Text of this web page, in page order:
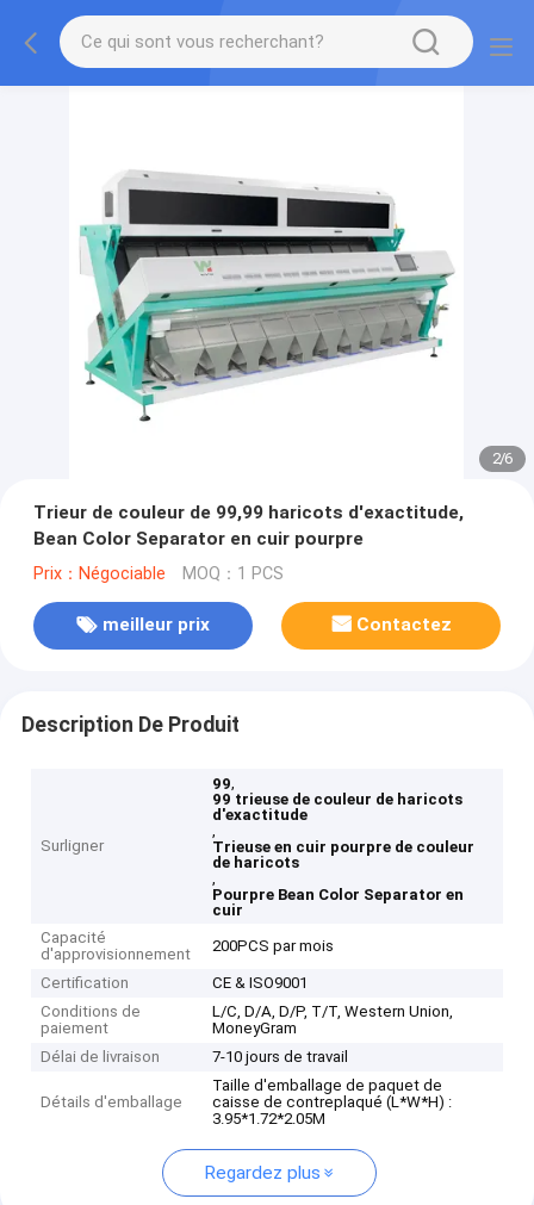
2/6
Trieur de couleur de 99,99 haricots d'exactitude,
Bean Color Separator en cuir pourpre
Prix：Négociable MOQ：1 PCS
meilleur prix Contactez
Description De Produit
Surligner
99,
99 trieuse de couleur de haricots
d'exactitude
,
Trieuse en cuir pourpre de couleur
de haricots
,
Pourpre Bean Color Separator en
cuir
Capacité
d'approvisionnement
200PCS par mois
Certification
CE & ISO9001
Conditions de
paiement
L/C, D/A, D/P, T/T, Western Union,
MoneyGram
Délai de livraison
7-10 jours de travail
Détails d'emballage
Taille d'emballage de paquet de
caisse de contreplaqué (L*W*H) :
3.95*1.72*2.05M
Regardez plus